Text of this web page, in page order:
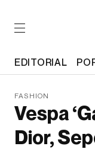
EDITORIAL
FASHION
Vespa
Dior,